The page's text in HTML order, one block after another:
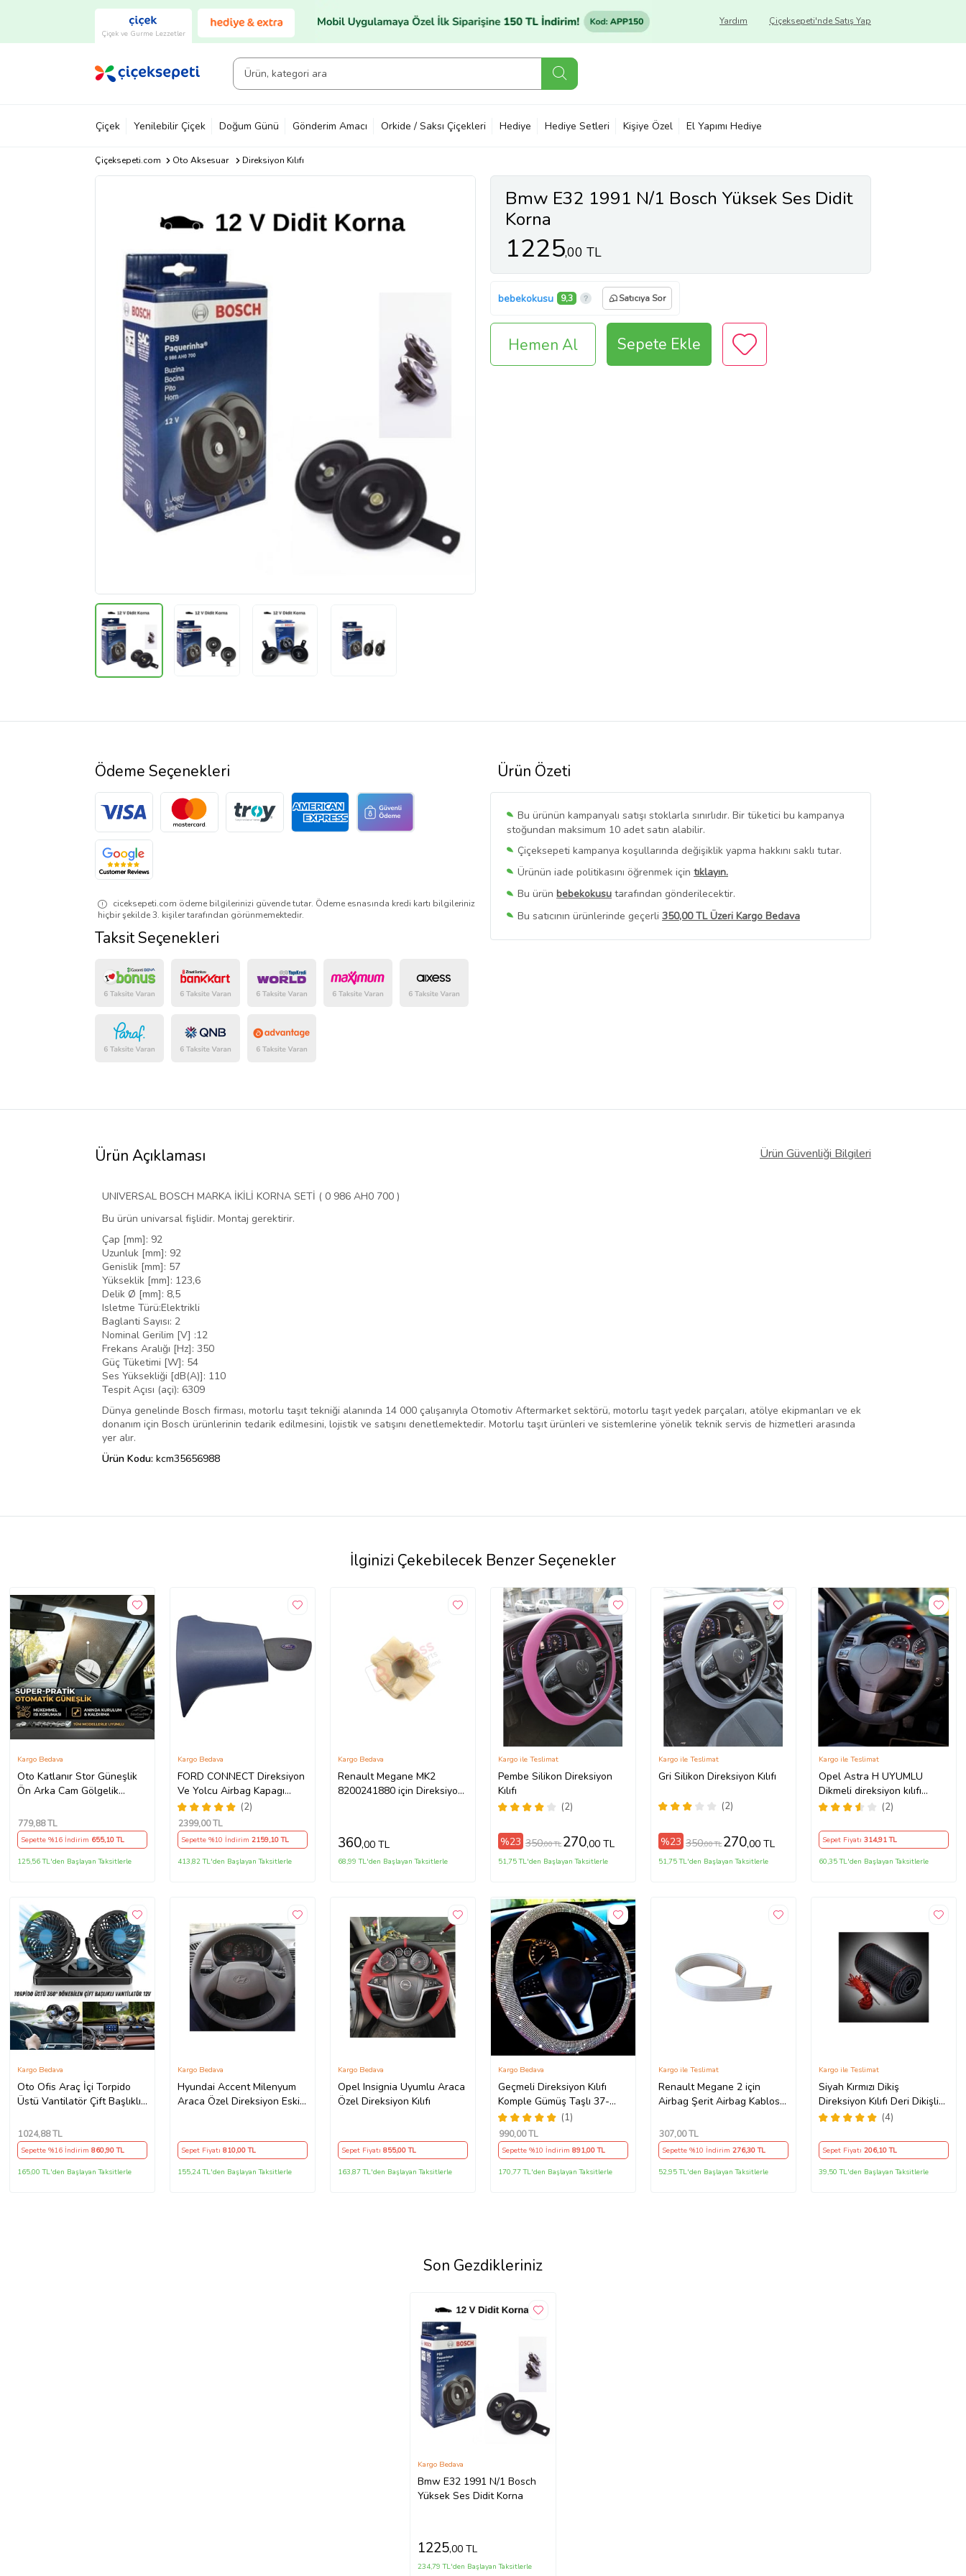
Çiçek ve Gurme Lezzetler
Çiçeksepeti'nde Satış Yap
Yardım
Çiçek Yenilebilir Çiçek Doğum Günü Gönderim Amacı Orkide / Saksı Çiçekleri Hediye Hediye Setleri Kişiye Özel El Yapımı Hediye
Çiçeksepeti.com Oto Aksesuar Direksiyon Kılıfı
Bmw E32 1991 N/1 Bosch Yüksek Ses Didit
Korna
1225,00 TL
bebekokusu 9,3 Satıcıya Sor
Hemen Al Sepete Ekle
Ürün Özeti
Bu ürünün kampanyalı satışı stoklarla sınırlıdır. Bir tüketici bu kampanya
stoğundan maksimum 10 adet satın alabilir.
Çiçeksepeti kampanya koşullarında değişiklik yapma hakkını saklı tutar.
Ürünün iade politikasını öğrenmek için tıklayın.
Bu ürün bebekokusu tarafından gönderilecektir.
Bu satıcının ürünlerinde geçerli 350,00 TL Üzeri Kargo Bedava
Bu SatıcınınTüm Ürünlerini Görüntüle
Ödeme Seçenekleri
ciceksepeti.com ödeme bilgilerinizi güvende tutar. Ödeme esnasında kredi kartı bilgileriniz
hiçbir şekilde 3. kişiler tarafından görünmemektedir.
Taksit Seçenekleri
Ürün Açıklaması Ürün Güvenliği Bilgileri
UNIVERSAL BOSCH MARKA İKİLİ KORNA SETİ ( 0 986 AH0 700 )
Bu ürün univarsal fişlidir. Montaj gerektirir.
Çap [mm]: 92
Uzunluk [mm]: 92
Genislik [mm]: 57
Yükseklik [mm]: 123,6
Delik Ø [mm]: 8,5
Isletme Türü:Elektrikli
Baglanti Sayısı: 2
Nominal Gerilim [V] :12
Frekans Aralığı [Hz]: 350
Güç Tüketimi [W]: 54
Ses Yüksekliği [dB(A)]: 110
Tespit Açısı (açi): 6309
Dünya genelinde Bosch firması, motorlu taşıt tekniği alanında 14 000 çalışanıyla Otomotiv Aftermarket sektörü, motorlu taşıt yedek parçaları, atölye ekipmanları ve ek
donanım için Bosch ürünlerinin tedarik edilmesini, lojistik ve satışını denetlemektedir. Motorlu taşıt ürünleri ve sistemlerine yönelik teknik servis de hizmetleri arasında
yer alır.
Ürün Kodu: kcm35656988
İlginizi Çekebilecek Benzer Seçenekler
Oto Katlanır Stor Güneşlik
Ön Arka Cam Gölgelik
Güneş Koruyucu Araba Suv
Kargo Bedava
779,88 TL
Sepette %16 İndirim 655,10 TL
125,56 TL'den Başlayan Taksitlerle
FORD CONNECT Direksiyon
Ve Yolcu Airbag Kapagı
Takım (2009-2014) İthal
Üretim
(2)
Kargo Bedava
2399,00 TL
Sepette %10 İndirim 2159,10 TL
413,82 TL'den Başlayan Taksitlerle
Renault Megane MK2
8200241880 için Direksiyon
Kargo Bedava
360,00 TL
68,99 TL'den Başlayan Taksitlerle
Pembe Silikon Direksiyon
Kılıfı
(2)
Kargo ile Teslimat
%23 350,00 TL 270,00 TL
51,75 TL'den Başlayan Taksitlerle
Gri Silikon Direksiyon Kılıfı
(2)
Kargo ile Teslimat
%23 350,00 TL 270,00 TL
51,75 TL'den Başlayan Taksitlerle
Opel Astra H UYUMLU
Dikmeli direksiyon kılıfı
noktalı alkantra gri yüzüklü (
(2)
Kargo ile Teslimat
Sepet Fiyatı314,91 TL
60,35 TL'den Başlayan Taksitlerle
Oto Ofis Araç İçi Torpido
Üstü Vantilatör Çift Başlıklı
360° Dönebilen 12V
Kargo Bedava
1024,88 TL
Sepette %16 İndirim 860,90 TL
165,00 TL'den Başlayan Taksitlerle
Hyundai Accent Milenyum
Araca Özel Direksiyon Eski
Kargo Bedava
Sepet Fiyatı 810,00 TL
155,24 TL'den Başlayan Taksitlerle
Opel Insignia Uyumlu Araca
Özel Direksiyon Kılıfı
Kargo Bedava
Sepet Fiyatı 855,00 TL
163,87 TL'den Başlayan Taksitlerle
Geçmeli Direksiyon Kılıfı
Komple Gümüş Taşlı 37-
38Cm
(1)
Kargo Bedava
990,00 TL
Sepette %10 İndirim 891,00 TL
170,77 TL'den Başlayan Taksitlerle
Renault Megane 2 için
Airbag Şerit Airbag Kablosu
Kargo ile Teslimat
307,00 TL
Sepette %10 İndirim276,30 TL
52,95 TL'den Başlayan Taksitlerle
Siyah Kırmızı Dikiş
Direksiyon Kılıfı Deri Dikişli
Direksiyon Kılıf Kokusuz Kılıf
(4)
Kargo ile Teslimat
Sepet Fiyatı206,10 TL
39,50 TL'den Başlayan Taksitlerle
Son Gezdikleriniz
Bmw E32 1991 N/1 Bosch
Yüksek Ses Didit Korna
Kargo Bedava
1225,00 TL
234,79 TL'den Başlayan Taksitlerle